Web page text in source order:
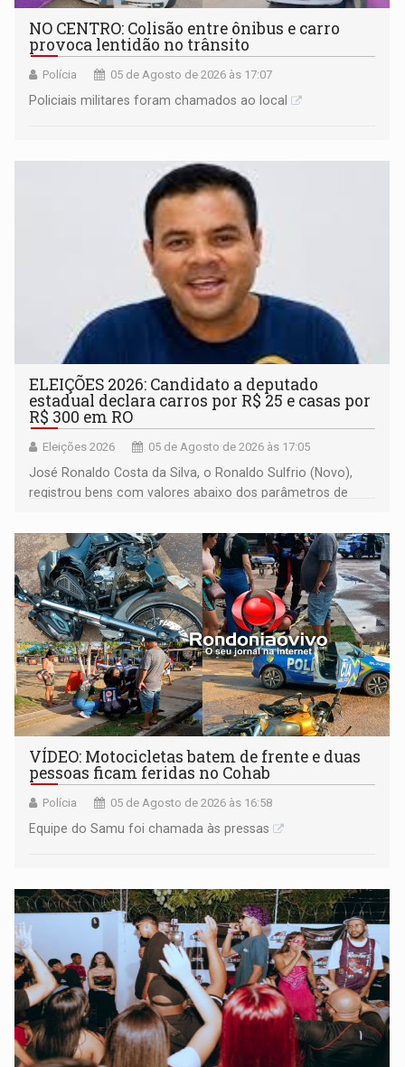
NO CENTRO: Colisão entre ônibus e carro
provoca lentidão no trânsito
Polícia 05 de Agosto de 2026 às 17:07
Policiais militares foram chamados ao local
ELEIÇÕES 2026: Candidato a deputado
estadual declara carros por R$ 25 e casas por
R$ 300 em RO
Eleições 2026 05 de Agosto de 2026 às 17:05
José Ronaldo Costa da Silva, o Ronaldo Sulfrio (Novo),
registrou bens com valores abaixo dos parâmetros de
milhões
VÍDEO: Motocicletas batem de frente e duas
pessoas ficam feridas no Cohab
Polícia 05 de Agosto de 2026 às 16:58
Equipe do Samu foi chamada às pressas